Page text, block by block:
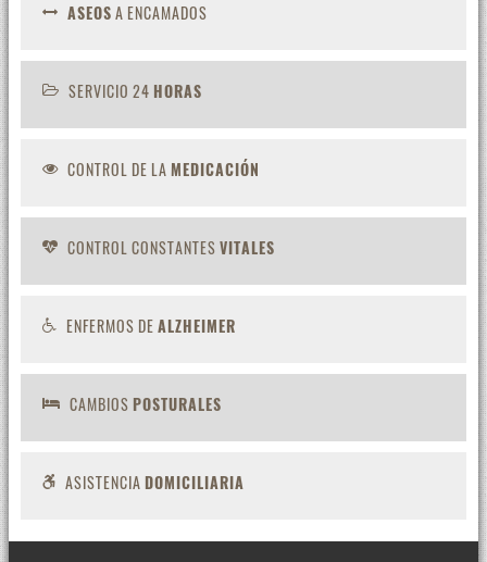
ASEOSA ENCAMADOS
SERVICIO 24 HORAS
CONTROL DE LAMEDICACIÓN
CONTROL CONSTANTESVITALES
ENFERMOS DEALZHEIMER
CAMBIOS POSTURALES
ASISTENCIADOMICILIARIA